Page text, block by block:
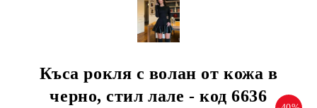
Къса рокля с волан от кожа в
черно, стил лале - код 6636